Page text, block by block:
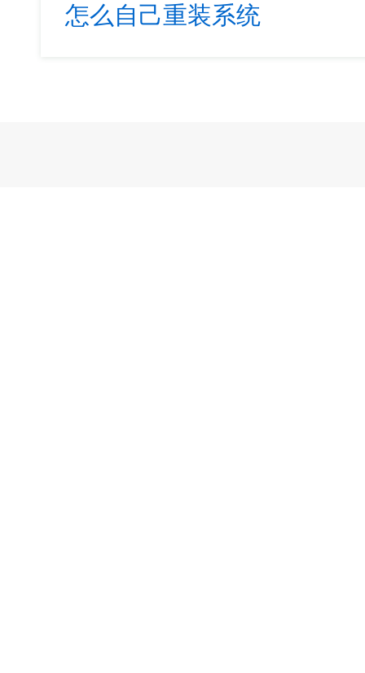
怎么自己重装系统